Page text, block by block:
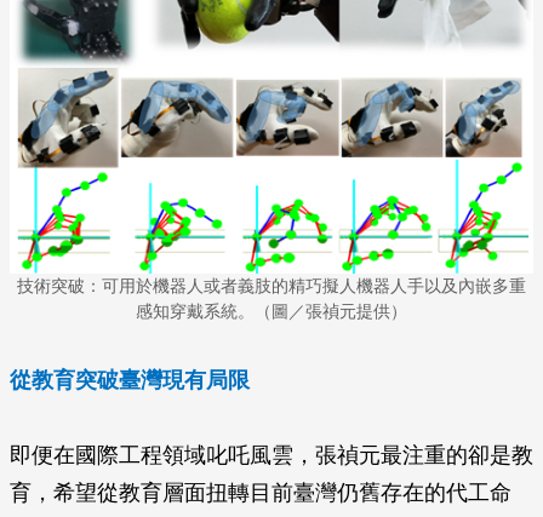
技術突破：可用於機器人或者義肢的精巧擬人機器人手以及內嵌多重
感知穿戴系統。（圖／張禎元提供）
從教育突破臺灣現有局限
即便在國際工程領域叱吒風雲，張禎元最注重的卻是教
育，希望從教育層面扭轉目前臺灣仍舊存在的代工命